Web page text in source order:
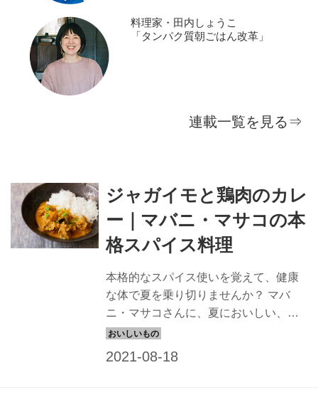
料理家・田内しょうこ
「タンパク質朝ごはん改革」
連載一覧を見る⇒
ジャガイモと鶏肉のカレ
ー｜マバニ・マサコの本
格スパイス料理
本格的なスパイス使いを覚えて、健康
な体で夏を乗り切りませんか？ マバ
ニ・マサコさんに、夏においしい、少
し辛味のきいたカレーを教えていただ